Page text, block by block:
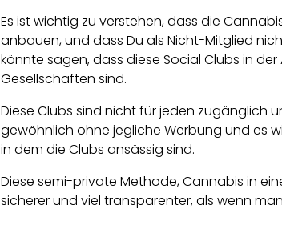
Es ist wichtig zu verstehen, dass die
anbauen, und dass Du als Nicht-Mitglied
könnte sagen, dass diese Social Clubs in
Gesellschaften sind.
Diese Clubs sind nicht für jeden zugänglich
gewöhnlich ohne jegliche Werbung und es
in dem die Clubs ansässig sind.
Diese semi-private Methode, Cannabis in
sicherer und viel transparenter, als wenn